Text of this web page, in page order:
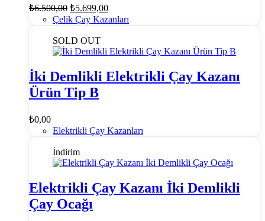
₺6.500,00 Orijinal
fiyat:
₺5.699,00Şu
andaki
fiyat:
Çelik Çay Kazanları
SOLD OUT
İki Demlikli Elektrikli Çay Kazanı
Ürün Tip B
₺0,00
Elektrikli Çay Kazanları
İndirim
Elektrikli Çay Kazanı İki Demlikli
Çay Ocağı